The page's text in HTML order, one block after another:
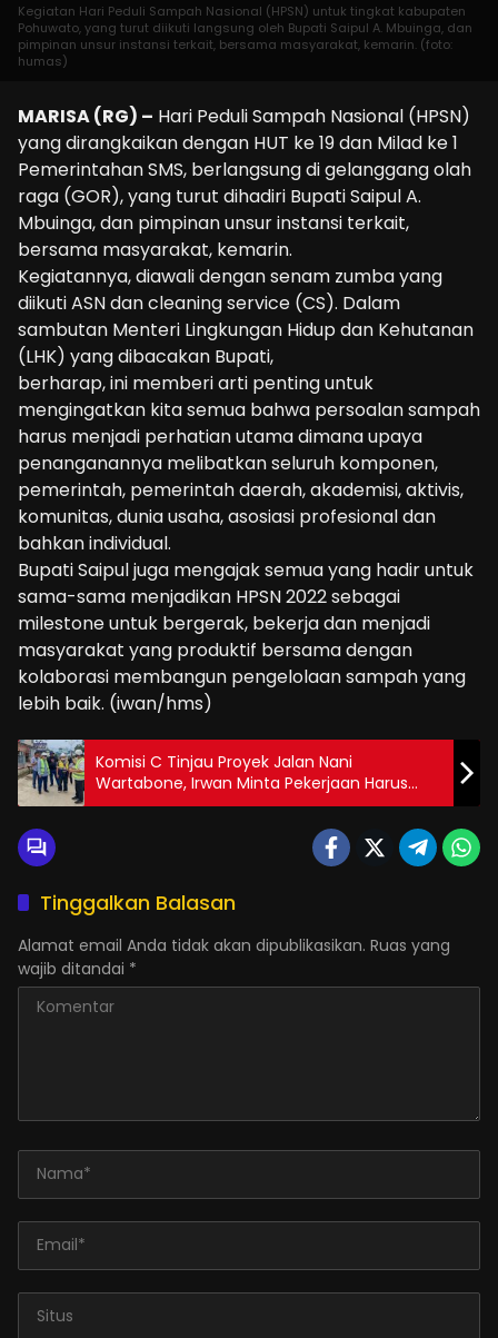
Kegiatan Hari Peduli Sampah Nasional (HPSN) untuk tingkat kabupaten
Pohuwato, yang turut diikuti langsung oleh Bupati Saipul A. Mbuinga, dan
pimpinan unsur instansi terkait, bersama masyarakat, kemarin. (foto:
humas)
MARISA (RG) – Hari Peduli Sampah Nasional (HPSN)
yang dirangkaikan dengan HUT ke 19 dan Milad ke 1
Pemerintahan SMS, berlangsung di gelanggang olah
raga (GOR), yang turut dihadiri Bupati Saipul A.
Mbuinga, dan pimpinan unsur instansi terkait,
bersama masyarakat, kemarin.
Kegiatannya, diawali dengan senam zumba yang
diikuti ASN dan cleaning service (CS). Dalam
sambutan Menteri Lingkungan Hidup dan Kehutanan
(LHK) yang dibacakan Bupati,
berharap, ini memberi arti penting untuk
mengingatkan kita semua bahwa persoalan sampah
harus menjadi perhatian utama dimana upaya
penanganannya melibatkan seluruh komponen,
pemerintah, pemerintah daerah, akademisi, aktivis,
komunitas, dunia usaha, asosiasi profesional dan
bahkan individual.
Bupati Saipul juga mengajak semua yang hadir untuk
sama-sama menjadikan HPSN 2022 sebagai
milestone untuk bergerak, bekerja dan menjadi
masyarakat yang produktif bersama dengan
kolaborasi membangun pengelolaan sampah yang
lebih baik. (iwan/hms)
Komisi C Tinjau Proyek Jalan Nani
Wartabone, Irwan Minta Pekerjaan Harus
Tuntas Tepat Waktu
Tinggalkan Balasan
Alamat email Anda tidak akan dipublikasikan. Ruas yang
wajib ditandai *